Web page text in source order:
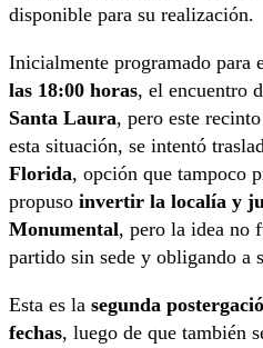
disponible para su realización.
Inicialmente programado para
las 18:00 horas, el encuentro
Santa Laura, pero este
esta situación, se intentó
Florida, opción que tampoco
propuso invertir la localía y
Monumental, pero la idea no
partido sin sede y obligando a
Esta es la segunda
fechas, luego de que también